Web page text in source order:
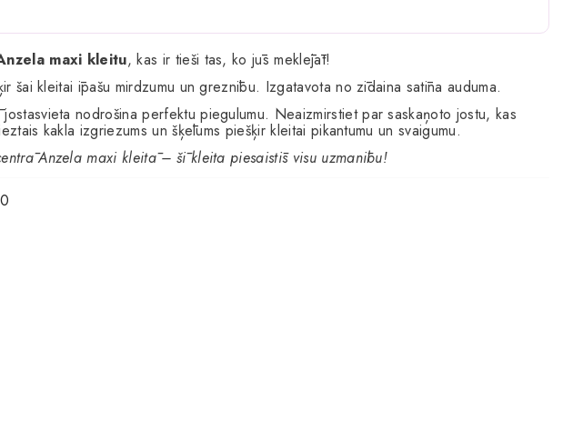
maxi kleitu, kas ir tieši tas, ko jūs meklējāt!
šai kleitai īpašu mirdzumu un greznību. Izgatavota no zīdaina satīna auduma.
nodrošina perfektu piegulumu. Neaizmirstiet par saskaņoto jostu, kas
kakla izgriezums un šķēlums piešķir kleitai pikantumu un svaigumu.
Anzela maxi kleitā – šī kleita piesaistīs visu uzmanību!